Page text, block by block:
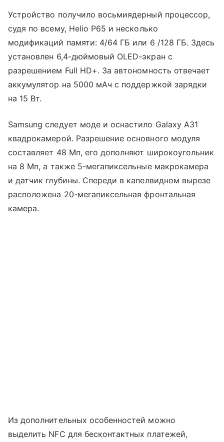
Устройство получило восьмиядерный процессор,
судя по всему, Helio P65 и несколько
модификаций памяти: 4/64 ГБ или 6 /128 ГБ. Здесь
установлен 6,4-дюймовый OLED-экран с
разрешением Full HD+. За автономность отвечает
аккумулятор на 5000 мАч с поддержкой зарядки
на 15 Вт.
Samsung следует моде и оснастило Galaxy A31
квадрокамерой. Разрешение основного модуля
составляет 48 Мп, его дополняют широкоугольник
на 8 Мп, а также 5-мегапиксельные макрокамера
и датчик глубины. Спереди в капелвидном вырезе
расположена 20-мегапиксельная фронтальная
камера.
Из дополнительных особенностей можно
выделить NFC для бесконтактных платежей,